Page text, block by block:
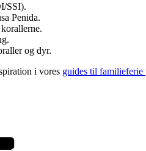
SSI).
Penida.
og dyr.
i vores guides til familieferie